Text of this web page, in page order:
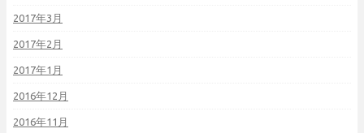
2017年3月
2017年2月
2017年1月
2016年12月
2016年11月